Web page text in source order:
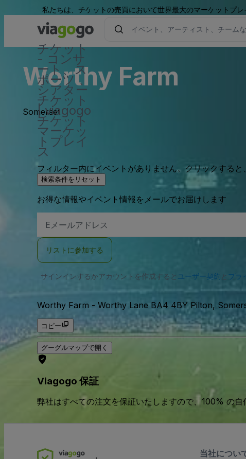
私たちは、チケットの売買において世界最大のマーケットプ
チケット
- コンサ
ート、ス
ポーツ 、
シアター
チケット
| viagogo
チケット
マーケッ
トプレイ
ス
Worthy Farm
Somerset
フィルター内にイベントがありません。クリックすると
検索条件をリセット
お得な情報やイベント情報をメールでお届けします
メ
ア
ス
リストに参加する
サインインするかアカウントを作成すると ユーザー契約 と プラ
Worthy Farm - Worthy Lane BA4 4BY Pilton,
コピー
グーグルマップで開く
Viagogo 保証
弊社はすべての注文を保証いたしますので、100% の
当社につい